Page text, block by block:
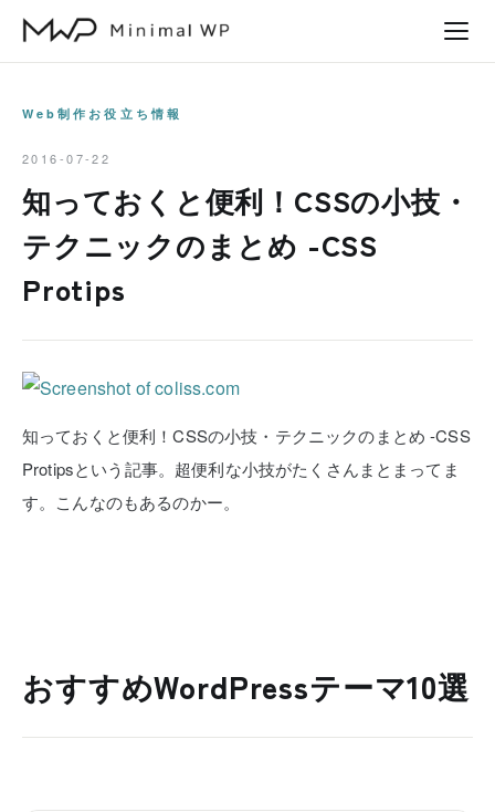
Web制作お役立ち情報
2016-07-22
知っておくと便利！CSSの小技・
テクニックのまとめ -CSS
Protips
知っておくと便利！CSSの小技・テクニックのまとめ -CSS
Protipsという記事。超便利な小技がたくさんまとまってま
す。こんなのもあるのかー。
おすすめWordPressテーマ10選